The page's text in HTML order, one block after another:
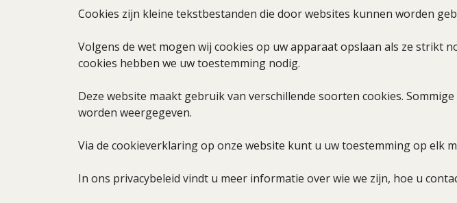
Cookies zijn kleine tekstbestanden die door websites kunnen worden
Volgens de wet mogen wij cookies op uw apparaat opslaan als ze strikt
cookies hebben we uw toestemming nodig.
Deze website maakt gebruik van verschillende soorten cookies.
worden weergegeven.
Via de cookieverklaring op onze website kunt u uw toestemming op elk
In ons privacybeleid vindt u meer informatie over wie we zijn, hoe u